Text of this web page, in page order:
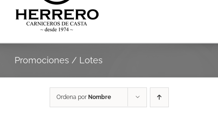
Promociones / Lotes
Ordena por Nombre